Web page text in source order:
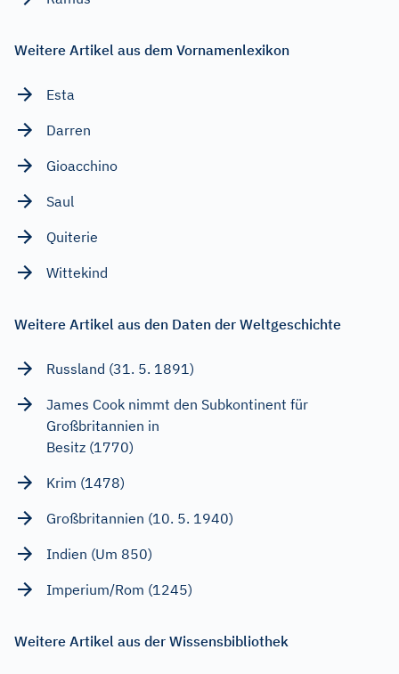
Weitere Artikel aus dem Vornamenlexikon
Esta
Darren
Gioacchino
Saul
Quiterie
Wittekind
Weitere Artikel aus den Daten der Weltgeschichte
Russland (31. 5. 1891)
James Cook nimmt den Subkontinent für
Großbritannien in
Besitz (1770)
Krim (1478)
Großbritannien (10. 5. 1940)
Indien (Um 850)
Imperium/Rom (1245)
Weitere Artikel aus der Wissensbibliothek